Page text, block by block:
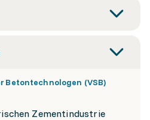
Betontechnologen (VSB)
Zementindustrie